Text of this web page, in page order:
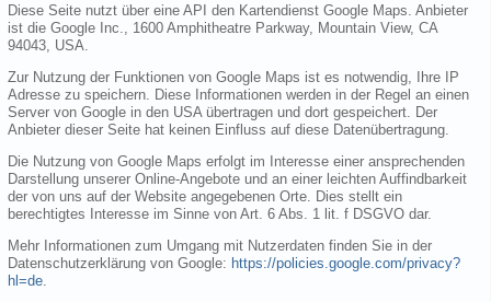
Diese Seite nutzt über eine API den Kartendienst Google Maps. Anbieter
ist die Google Inc., 1600 Amphitheatre Parkway, Mountain View, CA
94043, USA.
Zur Nutzung der Funktionen von Google Maps ist es notwendig, Ihre IP
Adresse zu speichern. Diese Informationen werden in der Regel an einen
Server von Google in den USA übertragen und dort gespeichert. Der
Anbieter dieser Seite hat keinen Einfluss auf diese Datenübertragung.
Die Nutzung von Google Maps erfolgt im Interesse einer ansprechenden
Darstellung unserer Online-Angebote und an einer leichten Auffindbarkeit
der von uns auf der Website angegebenen Orte. Dies stellt ein
berechtigtes Interesse im Sinne von Art. 6 Abs. 1 lit. f DSGVO dar.
Mehr Informationen zum Umgang mit Nutzerdaten finden Sie in der
Datenschutzerklärung von Google: https://policies.google.com/privacy?
hl=de